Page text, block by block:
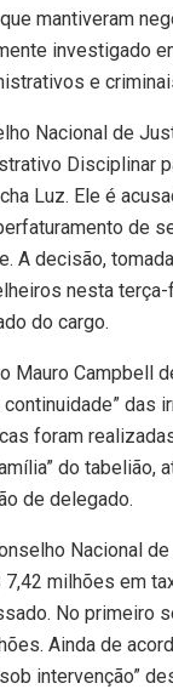
mantiveram
investigado
e
Nacional de
Disciplinar
Luz. Ele é
de
A decisão,
nesta
do cargo.
Mauro Campbell
das
foram
do tabelião,
de delegado.
Nacional
7,42 milhões em
No primeiro
Ainda de
intervenção”